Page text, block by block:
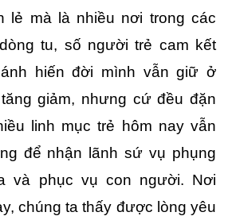
lẻ mà là nhiều nơi trong các
tu, số người trẻ cam kết
hiến đời mình vẫn giữ ở
giảm, nhưng cứ đều đặn
linh mục trẻ hôm nay vẫn
để nhận lãnh sứ vụ phụng
và phục vụ con người. Nơi
chúng ta thấy được lòng yêu